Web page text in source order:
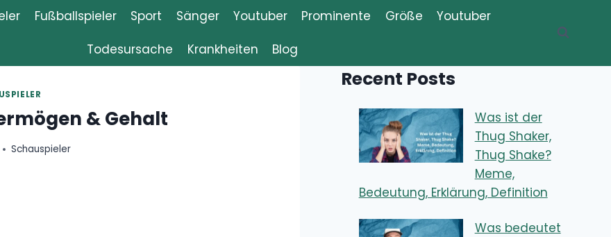
Fußballspieler Sport Sänger Youtuber Prominente Größe
Youtuber
Todesursache
Krankheiten Blog
& Gehalt
Schauspieler
Recent Posts
Was ist der
Thug Shaker,
Thug Shake?
Meme,
Bedeutung, Erklärung, Definition
Was bedeutet